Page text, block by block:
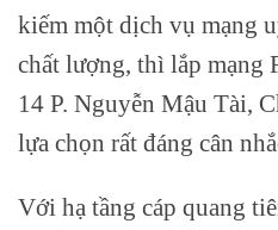
kiếm một dịch vụ mạng
chất lượng, thì lắp mạng
14 P. Nguyễn Mậu Tài,
lựa chọn rất đáng cân
Với hạ tầng cáp quang